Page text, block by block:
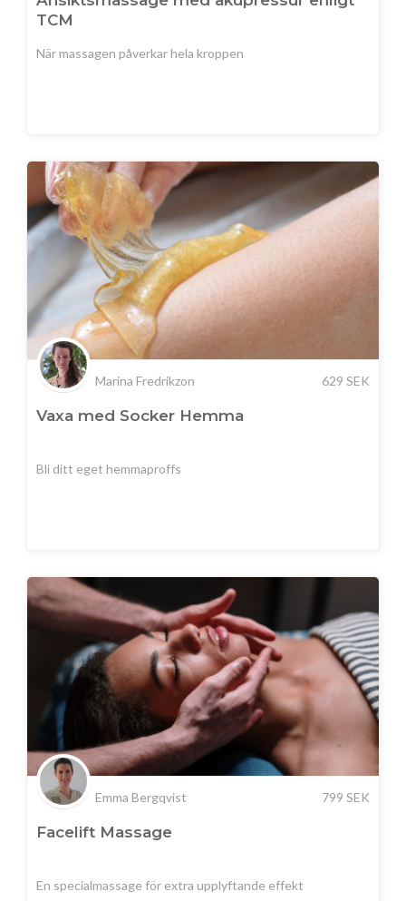
TCM
När massagen påverkar hela kroppen
Marina Fredrikzon 629 SEK
Vaxa med Socker Hemma
Bli ditt eget hemmaproffs
Emma Bergqvist 799 SEK
Facelift Massage
En specialmassage för extra upplyftande effekt